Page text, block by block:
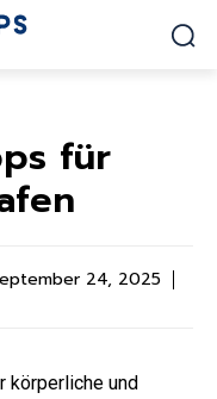
für
24, 2025
körperliche und